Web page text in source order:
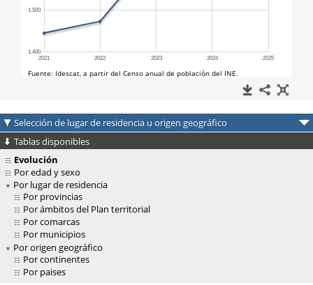
Selección de lugar de residencia u origen geográfico
Tablas disponibles
Evolución
Por edad y sexo
Por lugar de residencia
Por provincias
Por ámbitos del Plan territorial
Por comarcas
Por municipios
Por origen geográfico
Por continentes
Por paises